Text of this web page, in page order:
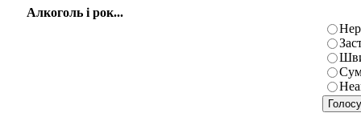
Алкоголь і рок...